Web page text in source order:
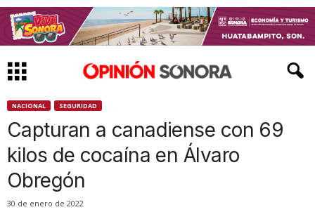
NACIONAL SEGURIDAD
Capturan a canadiense con 69
kilos de cocaína en Álvaro
Obregón
30 de enero de 2022